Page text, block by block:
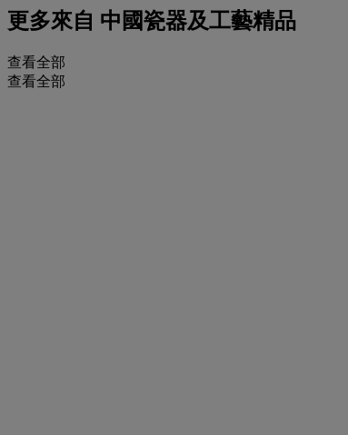
更多來自 中國瓷器及工藝精品
查看全部
查看全部